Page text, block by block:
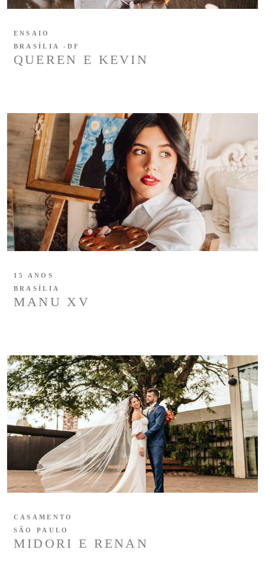
QUEREN E KEVIN
ENSAIO
BRASÍLIA -DF
MANU XV
15 ANOS
BRASÍLIA
MIDORI E RENAN
CASAMENTO
SÃO PAULO